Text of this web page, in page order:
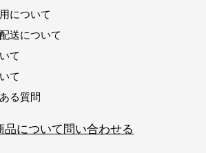
について
送について
て
て
る質問
品について問い合わせる